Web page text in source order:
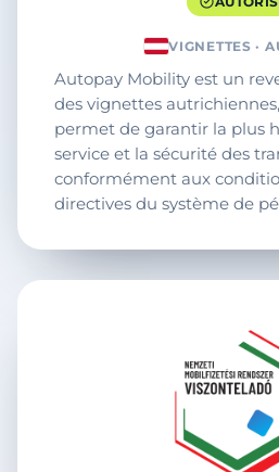
VIGNETTES ·
Autopay Mobility est un
des vignettes
permet de garantir la plus
service et la sécurité des
conformément aux
directives du système de